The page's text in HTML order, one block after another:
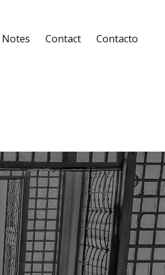
Notes Contact Contacto